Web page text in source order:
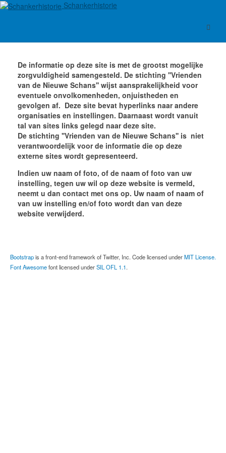
Schankerhistorie
De informatie op deze site is met de grootst mogelijke
zorgvuldigheid samengesteld. De stichting ''Vrienden
van de Nieuwe Schans'' wijst aansprakelijkheid voor
eventuele onvolkomenheden, onjuistheden en
gevolgen af. Deze site bevat hyperlinks naar andere
organisaties en instellingen. Daarnaast wordt vanuit
tal van sites links gelegd naar deze site.
De stichting ''Vrienden van de Nieuwe Schans'' is niet
verantwoordelijk voor de informatie die op deze
externe sites wordt gepresenteerd.
Indien uw naam of foto, of de naam of foto van uw
instelling, tegen uw wil op deze website is vermeld,
neemt u dan contact met ons op. Uw naam of naam of
van uw instelling en/of foto wordt dan van deze
website verwijderd.
Bootstrapis a front-end framework of Twitter, Inc. Code licensed underMIT License.
Font Awesomefont licensed underSIL OFL 1.1.